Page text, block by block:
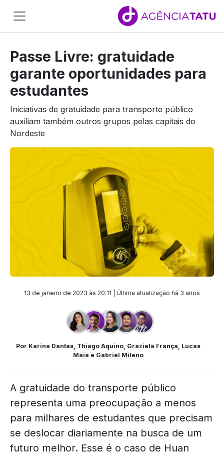
Pular para o conteúdo
Main
Passe Livre: gratuidade
garante oportunidades para
estudantes
Iniciativas de gratuidade para transporte público
auxiliam também outros grupos pelas capitais do
Nordeste
13 de janeiro de 2023 às 20:11 | Última atualização há 3 anos
Por Karina Dantas, Thiago Aquino, Graziela França Lucas
Maia e Gabriel Mileno
A gratuidade do transporte público
representa uma preocupação a menos
para milhares de estudantes que precisam
se deslocar diariamente na busca de um
futuro melhor. Esse é o caso de Huan